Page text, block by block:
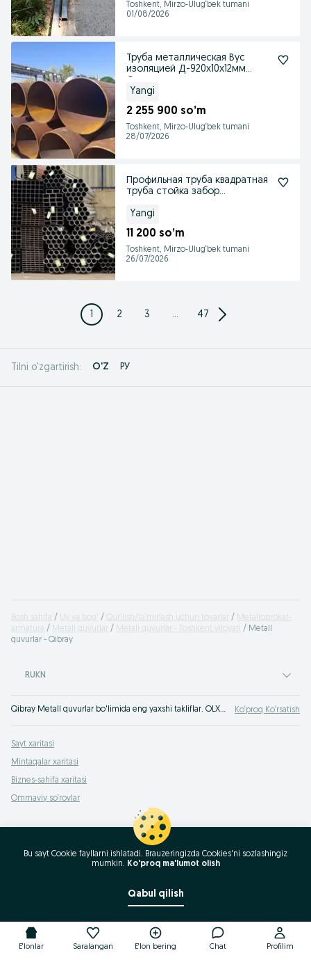
Toshkent, Mirzo-Ulug‘bek tumani
01/08/2026
Труба металлическая Вус
изоляцией Д-920х10х12мм
Yangi
2 255 900 so’m
Toshkent, Mirzo-Ulug‘bek tumani
28/07/2026
Профильная труба квадратная
труба стойка забор
Yangi
11 200 so’m
Toshkent, Mirzo-Ulug‘bek tumani
26/07/2026
1 2 3 ... 47
Tilni o'zgartirish: O'Z РУ
Bosh sahifa Uy va bog' Qurilish/ta‘mirlash uchun tovarlar
Metalloprokat-
armatura
Metall quvurlar Metall quvurlar - Toshkent viloyati
Metall
quvurlar - Qibray
RUKN
Qibray Metall quvurlar bo'limida eng yaxshi takliflar. OLXda hamyonbop narxlarda mahsulot va xizmatlarning katta tanlovi! OLX.uz da ko'plab takliflar! Ko‘proq Ko‘rsatish
Sayt xaritasi
Mintaqalar xaritasi
Biznes-sahifa xaritasi
Ommaviy so‘rovlar
E'lonlar Saralangan E'lon bering Chat Profilim
Bu sayt Cookie fayllarni ishlatadi. Brauzeringizda Cookies'ni sozlashingiz
mumkin. Ko'proq ma'lumot olish
Qabul qilish